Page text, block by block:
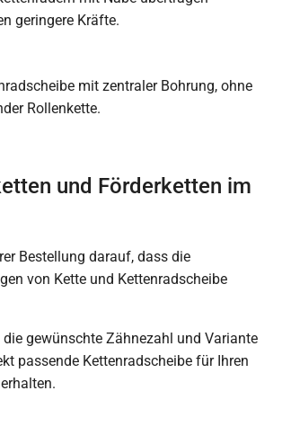
geringere Kräfte.
und Förderketten im
Bestellung darauf, dass die
von Kette und Kettenradscheibe
die gewünschte Zähnezahl und Variante
passende Kettenradscheibe für Ihren